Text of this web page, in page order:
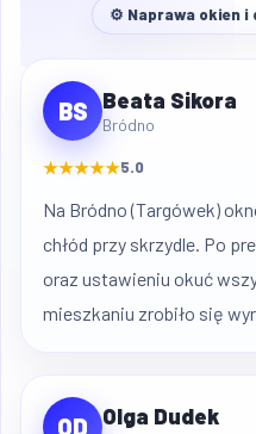
⚙ Naprawa okien i
BS Beata Sikora
Bródno
★★★★★5.0
Na Bródno (Targówek)
chłód przy skrzydle. Po
oraz ustawieniu okuć
mieszkaniu zrobiło się
OD Olga Dudek